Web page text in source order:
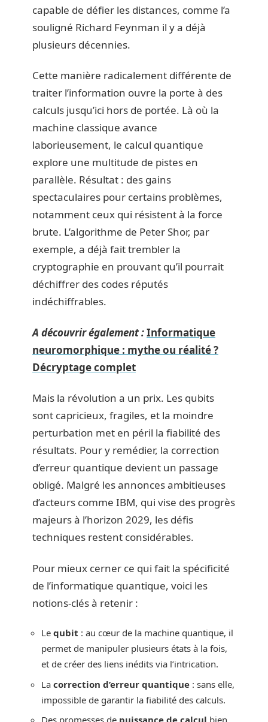
capable de défier les distances, comme l’a
souligné Richard Feynman il y a déjà
plusieurs décennies.
Cette manière radicalement différente de
traiter l’information ouvre la porte à des
calculs jusqu’ici hors de portée. Là où la
machine classique avance
laborieusement, le calcul quantique
explore une multitude de pistes en
parallèle. Résultat : des gains
spectaculaires pour certains problèmes,
notamment ceux qui résistent à la force
brute. L’algorithme de Peter Shor, par
exemple, a déjà fait trembler la
cryptographie en prouvant qu’il pourrait
déchiffrer des codes réputés
indéchiffrables.
A découvrir également :Informatique
neuromorphique : mythe ou réalité ?
Décryptage complet
Mais la révolution a un prix. Les qubits
sont capricieux, fragiles, et la moindre
perturbation met en péril la fiabilité des
résultats. Pour y remédier, la correction
d’erreur quantique devient un passage
obligé. Malgré les annonces ambitieuses
d’acteurs comme IBM, qui vise des progrès
majeurs à l’horizon 2029, les défis
techniques restent considérables.
Pour mieux cerner ce qui fait la spécificité
de l’informatique quantique, voici les
notions-clés à retenir :
Le qubit : au cœur de la machine quantique, il
permet de manipuler plusieurs états à la fois,
et de créer des liens inédits via l’intrication.
La correction d’erreur quantique : sans elle,
impossible de garantir la fiabilité des calculs.
Des promesses de puissance de calcul bien